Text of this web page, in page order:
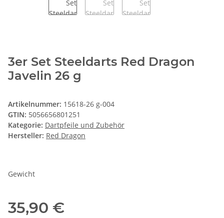
3er Set Steeldarts Red Dragon
Javelin 26 g
Artikelnummer: 15618-26 g-004
GTIN: 5056656801251
Kategorie: Dartpfeile und Zubehör
Hersteller: Red Dragon
Gewicht
35,90 €